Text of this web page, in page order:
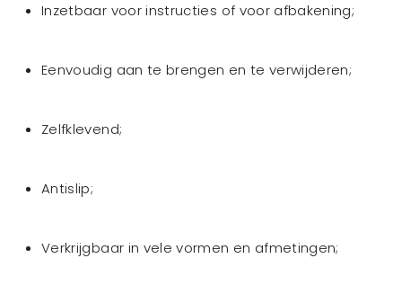
Inzetbaar voor instructies of voor afbakening;
Eenvoudig aan te brengen en te verwijderen;
Zelfklevend;
Antislip;
Verkrijgbaar in vele vormen en afmetingen;